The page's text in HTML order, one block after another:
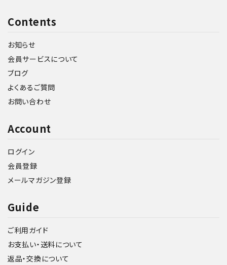
Contents
お知らせ
会員サービスについて
ブログ
よくあるご質問
お問い合わせ
Account
ログイン
会員登録
メールマガジン登録
Guide
ご利用ガイド
お支払い・送料について
返品・交換について